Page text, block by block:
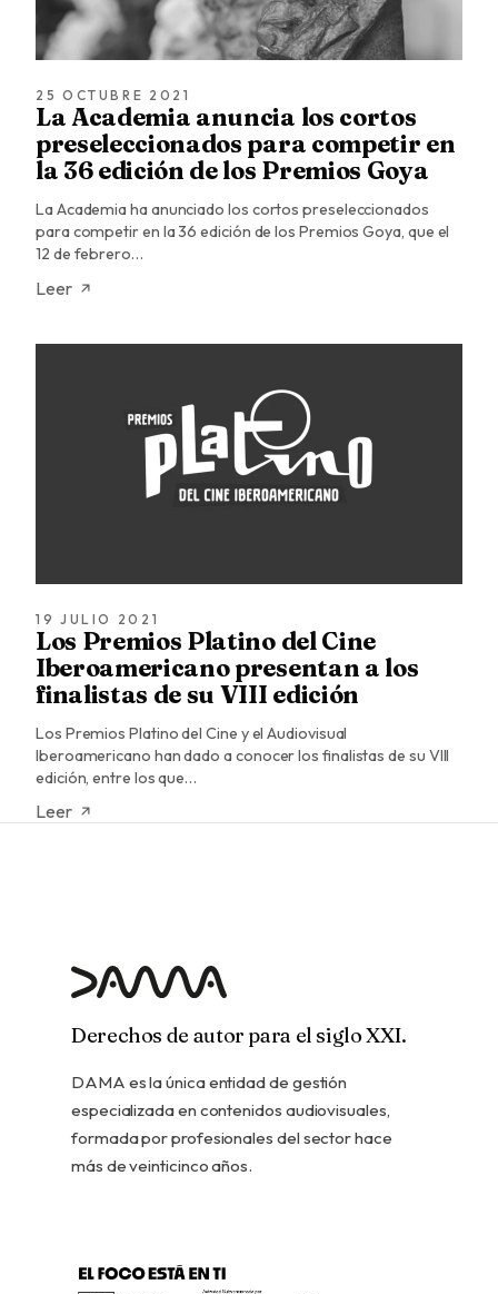
25 OCTUBRE 2021
La Academia anuncia los cortos
preseleccionados para competir en
la 36 edición de los Premios Goya
La Academia ha anunciado los cortos preseleccionados
para competir en la 36 edición de los Premios Goya, que el
12 de febrero…
Leer
19 JULIO 2021
Los Premios Platino del Cine
Iberoamericano presentan a los
finalistas de su VIII edición
Los Premios Platino del Cine y el Audiovisual
Iberoamericano han dado a conocer los finalistas de su VIII
edición, entre los que…
Leer
Derechos de autor para el siglo XXI.
DAMA es la única entidad de gestión
especializada en contenidos audiovisuales,
formada por profesionales del sector hace
más de veinticinco años.